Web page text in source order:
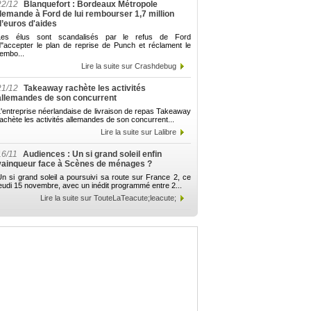
12
Blanquefort : Bordeaux Métropole
à Ford de lui rembourser 1,7 million
d'aides
élus sont scandalisés par le refus de Ford
le plan de reprise de Punch et réclament le
Lire la suite sur Crashdebug
12 Takeaway rachète les activités
de son concurrent
néerlandaise de livraison de repas Takeaway
les activités allemandes de son concurrent...
Lire la suite sur Lalibre
11
Audiences : Un si grand soleil enfin
face à Scènes de ménages ?
si grand soleil a poursuivi sa route sur France 2, ce
15 novembre, avec un inédit programmé entre 2...
Lire la suite sur TouteLaTeacute;leacute;